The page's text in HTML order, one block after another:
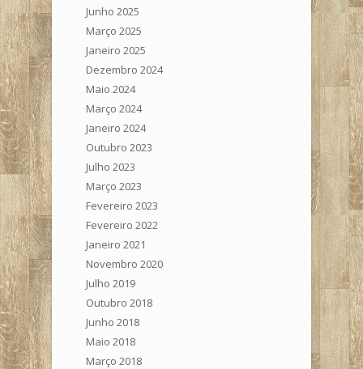
Junho 2025
Março 2025
Janeiro 2025
Dezembro 2024
Maio 2024
Março 2024
Janeiro 2024
Outubro 2023
Julho 2023
Março 2023
Fevereiro 2023
Fevereiro 2022
Janeiro 2021
Novembro 2020
Julho 2019
Outubro 2018
Junho 2018
Maio 2018
Março 2018